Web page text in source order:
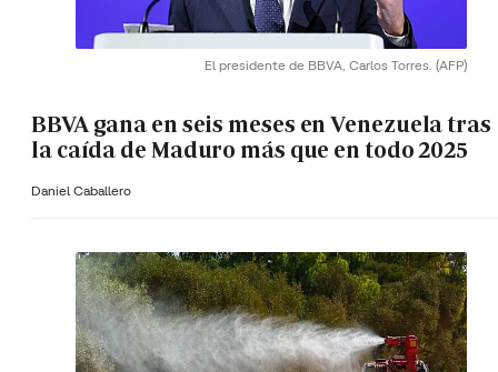
El presidente de BBVA, Carlos Torres. (AFP)
BBVA gana en seis meses en Venezuela tras
la caída de Maduro más que en todo 2025
Daniel Caballero